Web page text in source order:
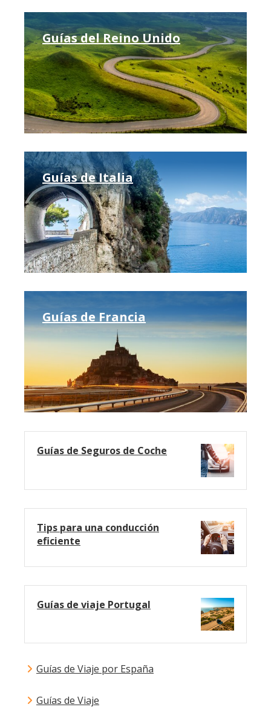
Guías del Reino Unido
Guías de Italia
Guías de Francia
Guías de Seguros de Coche
Tips para una conducción
eficiente
Guías de viaje Portugal
Guías de Viaje por España
Guías de Viaje